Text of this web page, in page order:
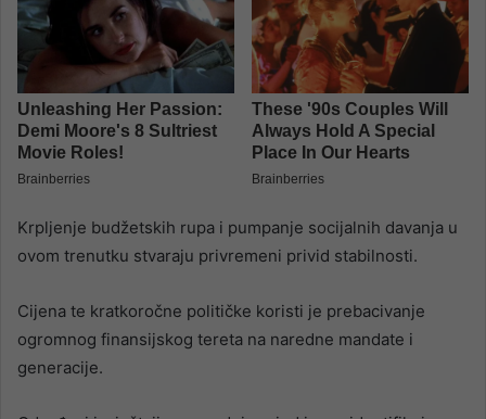
Krpljenje budžetskih rupa i pumpanje socijalnih davanja u
ovom trenutku stvaraju privremeni privid stabilnosti.
Cijena te kratkoročne političke koristi je prebacivanje
ogromnog finansijskog tereta na naredne mandate i
generacije.